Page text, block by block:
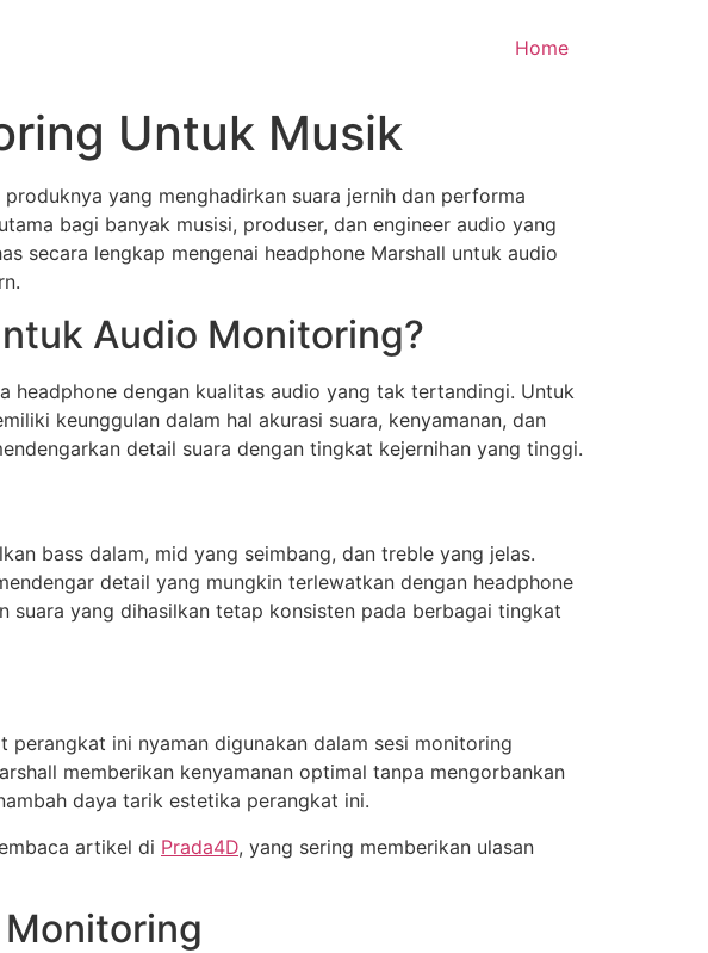
Home
Untuk Musik
yang menghadirkan suara jernih dan performa
bagi banyak musisi, produser, dan engineer audio yang
secara lengkap mengenai headphone Marshall untuk audio
Audio Monitoring?
headphone dengan kualitas audio yang tak tertandingi. Untuk
keunggulan dalam hal akurasi suara, kenyamanan, dan
detail suara dengan tingkat kejernihan yang tinggi.
bass dalam, mid yang seimbang, dan treble yang jelas.
detail yang mungkin terlewatkan dengan headphone
suara yang dihasilkan tetap konsisten pada berbagai tingkat
perangkat ini nyaman digunakan dalam sesi monitoring
memberikan kenyamanan optimal tanpa mengorbankan
daya tarik estetika perangkat ini.
artikel di Prada4D, yang sering memberikan ulasan